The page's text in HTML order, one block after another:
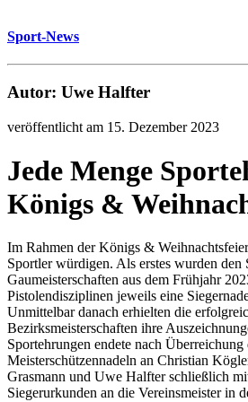
Sport-News
Autor: Uwe Halfter
veröffentlicht am 15. Dezember 2023
Jede Menge
Königs &
Im Rahmen der Königs &
Sportler würdigen. Als erstes wurden den
Gaumeisterschaften aus dem Frühjahr
Pistolendisziplinen jeweils eine
Unmittelbar danach erhielten die
Bezirksmeisterschaften ihre
Sportehrungen endete nach
Meisterschützennadeln an Christian
Grasmann und Uwe Halfter schließlich
Siegerurkunden an die Vereinsmeister in